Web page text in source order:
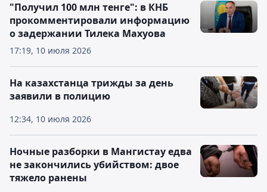
17:19, 10 июля 2026
"Получил 100 млн тенге": в КНБ
прокомментировали информацию
о задержании Тилека Махуова
12:34, 10 июля 2026
На казахстанца трижды за день
заявили в полицию
Ночные разборки в Мангистау едва
не закончились убийством: двое
тяжело ранены